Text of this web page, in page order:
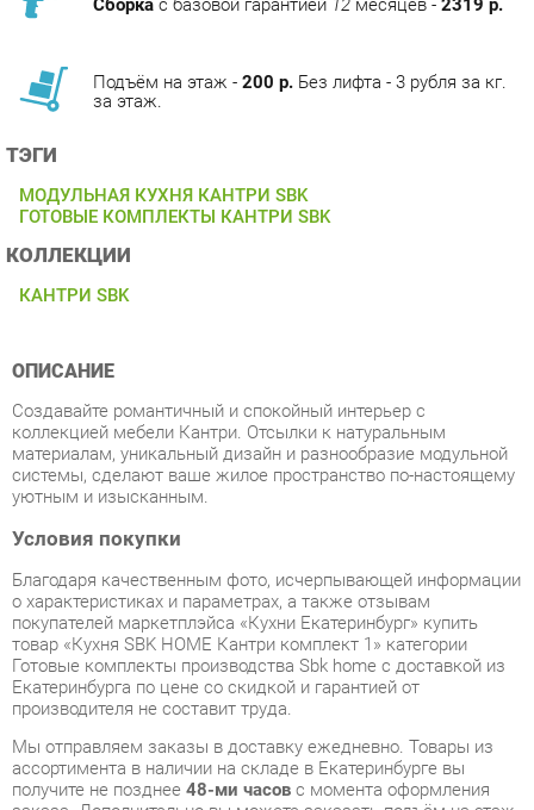
ТЭГИ
ГОТОВЫЕ КОМПЛЕКТЫ КАНТРИ SBK
КОЛЛЕКЦИИ
ОПИСАНИЕ
коллекцией мебели Кантри. Отсылки к натуральным
материалам, уникальный дизайн и разнообразие модульной
системы, сделают ваше жилое пространство по-настоящему
уютным и изысканным.
Условия покупки
Благодаря качественным фото, исчерпывающей информации
покупателей маркетплэйса «Кухни Екатеринбург» купить
Готовые комплекты производства Sbk home с доставкой из
Екатеринбурга по цене со скидкой и гарантией от
производителя не составит труда.
Мы отправляем заказы в доставку ежедневно. Товары из
ассортимента в наличии на складе в Екатеринбурге вы
получите не позднее48-ми часовс момента оформления
и сборку мебельных изделий.
Срок доставки в другие регионы, и для товаров, находящихся